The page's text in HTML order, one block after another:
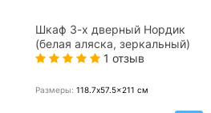
Шкаф 3-х дверный Нордик
(белая аляска, зеркальный)
1 отзыв
Размеры: 118.7x57.5x211 см